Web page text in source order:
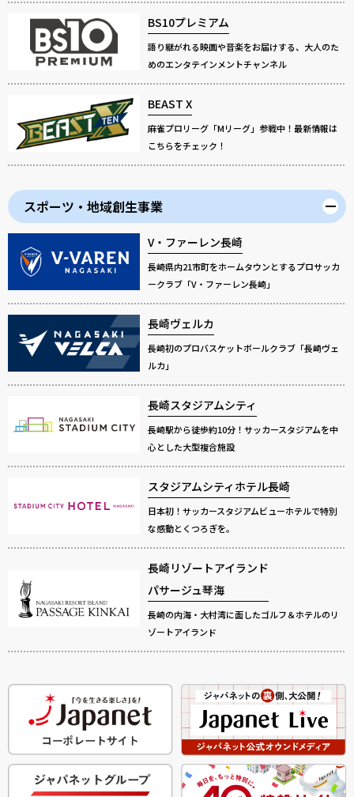
BS10プレミアム
語り継がれる映画や音楽をお届けする、大人のた
めのエンタテインメントチャンネル
BEAST X
麻雀プロリーグ「Mリーグ」参戦中！最新情報は
こちらをチェック！
スポーツ・地域創生事業
V・ファーレン長崎
長崎県内21市町をホームタウンとするプロサッカ
ークラブ「V・ファーレン長崎」
長崎ヴェルカ
長崎初のプロバスケットボールクラブ「長崎ヴェ
ルカ」
長崎スタジアムシティ
長崎駅から徒歩約10分！サッカースタジアムを中
心とした大型複合施設
スタジアムシティホテル長崎
日本初！サッカースタジアムビューホテルで特別
な感動とくつろぎを。
長崎リゾートアイランド
パサージュ琴海
長崎の内海・大村湾に面したゴルフ＆ホテルのリ
ゾートアイランド